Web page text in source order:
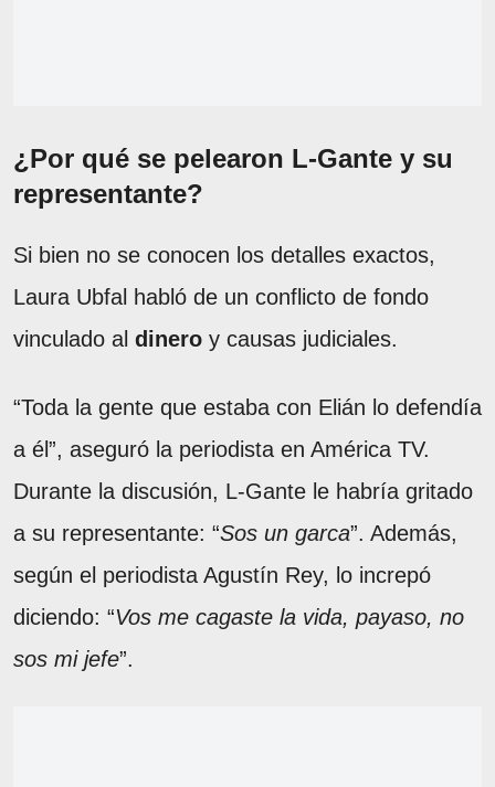
¿Por qué se pelearon L-Gante y su
representante?
Si bien no se conocen los detalles exactos,
Laura Ubfal habló de un conflicto de fondo
vinculado al dinero y causas judiciales.
“Toda la gente que estaba con Elián lo defendía
a él”, aseguró la periodista en América TV.
Durante la discusión, L-Gante le habría gritado
a su representante: “Sos un garca”. Además,
según el periodista Agustín Rey, lo increpó
diciendo: “Vos me cagaste la vida, payaso, no
sos mi jefe”.